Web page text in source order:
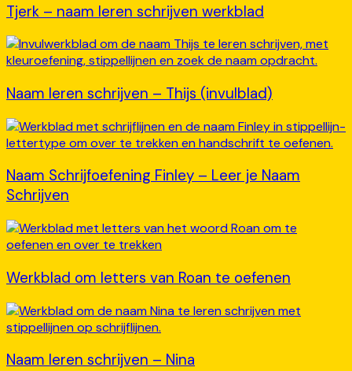
Tjerk – naam leren schrijven werkblad
Naam leren schrijven – Thijs (invulblad)
Naam Schrijfoefening Finley – Leer je Naam
Schrijven
Werkblad om letters van Roan te oefenen
Naam leren schrijven – Nina